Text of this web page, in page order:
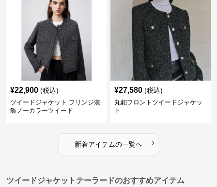
¥22,900 (税込)
ツイードジャケット フリンジ装
飾ノーカラーツイード
¥27,580 (税込)
丸釦フロントツイードジャケッ
ト
新着アイテムの一覧へ ›
ツイードジャケットテーラードのおすすめアイテム